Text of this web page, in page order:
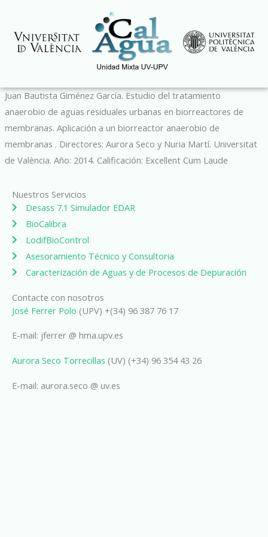
contenido
Juan Bautista Giménez García. Estudio del tratamiento
anaerobio de aguas residuales urbanas en biorreactores de
membranas. Aplicación a un biorreactor anaerobio de
membranas . Directores: Aurora Seco y Nuria Martí. Universitat
de València. Año: 2014. Calificación: Excellent Cum Laude
Nuestros Servicios
Desass 7.1 Simulador EDAR
BioCalibra
LodifBioControl
Asesoramiento Técnico y Consultoria
Caracterización de Aguas y de Procesos de Depuración
Contacte con nosotros
José Ferrer Polo (UPV) +(34) 96 387 76 17
E-mail: jferrer @ hma.upv.es
Aurora Seco Torrecillas (UV) (+34) 96 354 43 26
E-mail: aurora.seco @ uv.es